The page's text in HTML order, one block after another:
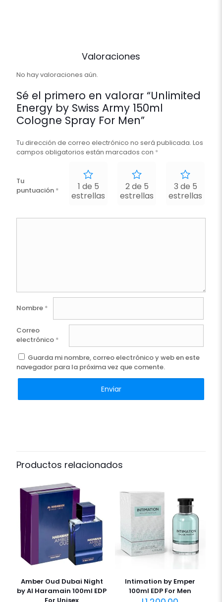
Valoraciones
No hay valoraciones aún.
Sé el primero en valorar “Unlimited
Energy by Swiss Army 150ml
Cologne Spray For Men”
Tu dirección de correo electrónico no será publicada. Los
campos obligatorios están marcados con *
Tu
puntuación *
1 de 5
estrellas
2 de 5
estrellas
3 de 5
estrellas
Nombre *
Correo
electrónico *
Guarda mi nombre, correo electrónico y web en este
navegador para la próxima vez que comente.
Productos relacionados
Amber Oud Dubai Night
by Al Haramain 100ml EDP
Intimation by Emper
100ml EDP For Men